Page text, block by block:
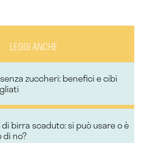
LEGGI ANCHE
zuccheri: benefici e cibi
birra scaduto: si può usare o è
di no?